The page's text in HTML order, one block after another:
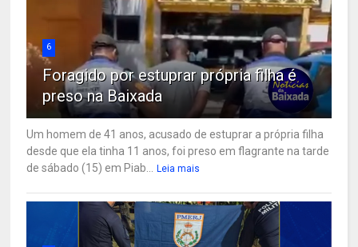
6
Foragido por estuprar própria filha é
preso na Baixada
Um homem de 41 anos, acusado de estuprar a própria filha
desde que ela tinha 11 anos, foi preso em flagrante na tarde
de sábado (15) em Piab...
Leia mais